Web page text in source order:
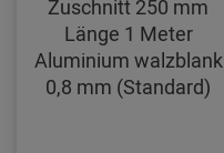
Zuschnitt 250 mm
Länge 1 Meter
Aluminium walzblank
0,8 mm (Standard)